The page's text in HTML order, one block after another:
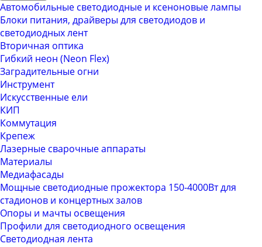
Автомобильные светодиодные и ксеноновые лампы
Блоки питания, драйверы для светодиодов и
светодиодных лент
Вторичная оптика
Гибкий неон (Neon Flex)
Заградительные огни
Инструмент
Искусственные ели
КИП
Коммутация
Крепеж
Лазерные сварочные аппараты
Материалы
Медиафасады
Мощные светодиодные прожектора 150-4000Вт для
стадионов и концертных залов
Опоры и мачты освещения
Профили для светодиодного освещения
Светодиодная лента